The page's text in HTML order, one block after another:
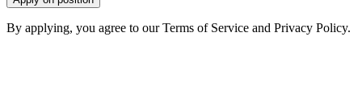
By applying, you agree to our Terms of Service and Privacy Policy.